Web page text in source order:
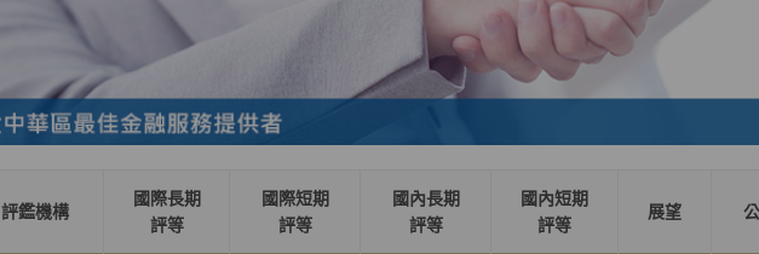
評鑑機構
國際長期
評等
國際短期
評等
國內長期
評等
國內短期
評等
展望